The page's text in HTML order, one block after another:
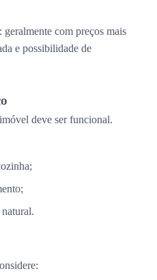
: geralmente com preços mais
e possibilidade de
deve ser funcional.